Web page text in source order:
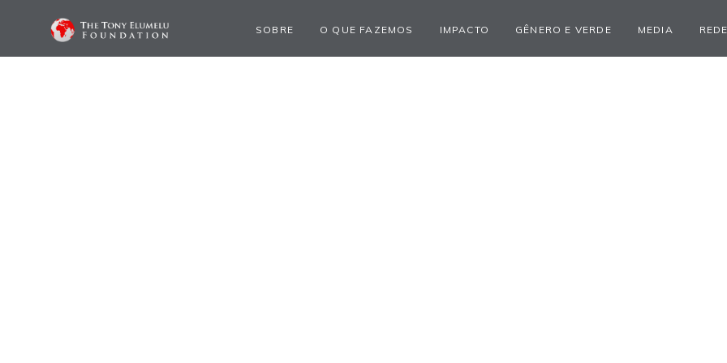
SOBRE O QUE FAZEMOS IMPACTO GÊNERO E VERDE MEDIA